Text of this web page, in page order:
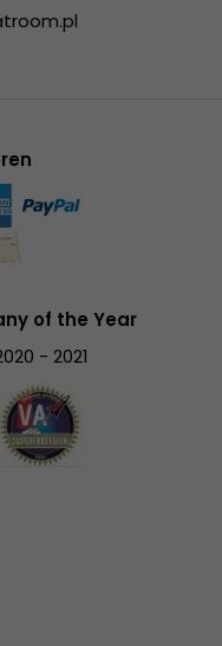
of the Year
- 2021